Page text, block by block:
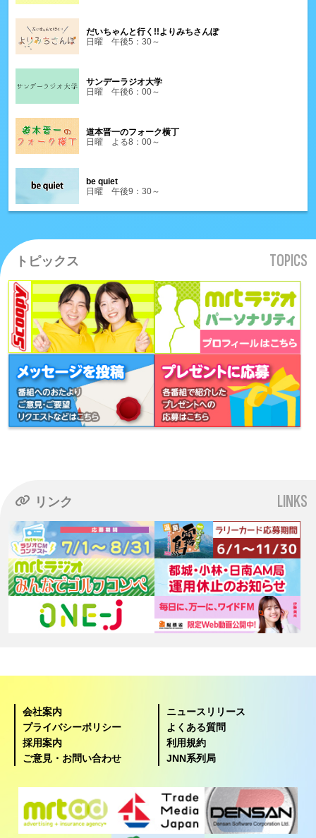
だいちゃんと行く!!よりみちさんぽ
日曜 午後5：30～
サンデーラジオ大学
日曜 午後6：00～
道本晋一のフォーク横丁
日曜 よる8：00～
be quiet
日曜 午後9：30～
トピックス TOPICS
リンク LINKS
会社案内
ニュースリリース
プライバシーポリシー
よくある質問
採用案内
利用規約
ご意見・お問い合わせ
JNN系列局